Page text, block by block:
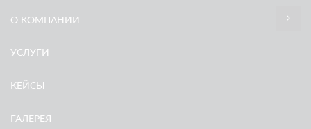
О КОМПАНИИ
УСЛУГИ
КЕЙСЫ
ГАЛЕРЕЯ